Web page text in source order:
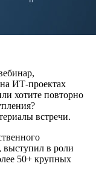
ИТ-проектах
хотите повторно
встречи.
выступил в роли
50+ крупных